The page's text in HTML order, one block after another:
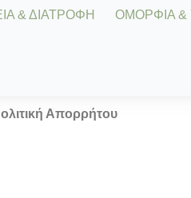
& ΔΙΑΤΡΟΦΗ ΟΜΟΡΦΙΑ &
Απορρήτου